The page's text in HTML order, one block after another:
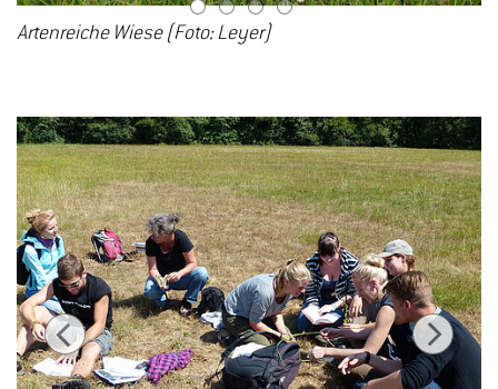
Artenreiche Wiese (Foto: Leyer)
1 2 3 4